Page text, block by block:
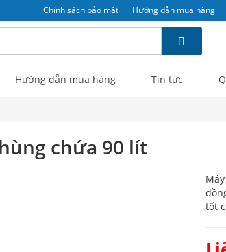
Chính sách bảo mật Hướng dẫn mua hàng
Hướng dẫn mua hàng Tin tức
chứa 90 lít
tốt